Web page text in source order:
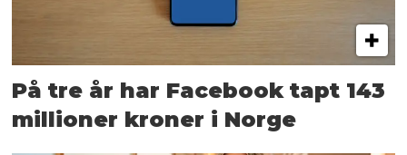
På tre år har Facebook tapt 143
millioner kroner i Norge